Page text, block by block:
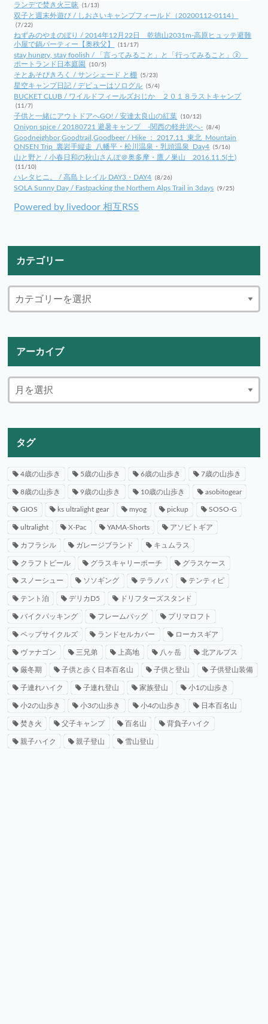
ランデで焚き火三昧
(1/13)
双子と週末外遊び / しおさいキャンプフィールド（20200112-0114）
(7/22)
ねずみのやまのぼり / 2014年12月22日 乾徳山2031m-高原ヒュッテ避難
小屋で鍋パーティー【奥秩父】
(11/17)
stay hungry, stay foolish / 「言ってみること」と「行ってみること」②
ポートランド日本庭園
(10/5)
そとあそびきろく / サンシェード と棚 (5/23)
星空キャンプ日記 / デビューはソログル (5/4)
BUCKET CLUB / ワイルドフィールズおじか ２０１８ラストキャンプ
(11/7)
子供と一緒にアウトドアへGO! / 安達太良山の紅葉 (10/12)
Oniyon spice / 20180721 避暑キャンプ -関西の軽井沢へ- (8/4)
Goodneighbor,Goodtrail,Goodbeer / Hike ： 2017.11_東北_Mountain
ONSEN Trip_裏岩手縦走_八幡平・松川温泉・乳頭温泉_Day4 (5/16)
山と野と / 小春日和の秋山さんぽ＠奥多摩・鷹ノ巣山 2016.11.5(土)
(11/10)
ハレタヒニ。 / 高島トレイル DAY3・DAY4 (8/26)
SOLA Sunny Day / Fastpacking the Northern Alps Trail in 3days (9/25)
Powered by livedoor 相互RSS
カテゴリー
アーカイブ
タグ
4歳の山歩き 5歳の山歩き 6歳の山歩き 7歳の山歩き
8歳の山歩き 9歳の山歩き 10歳の山歩き asobitogear
GIOS ks ultralight gear myog pickup SOSO-G
ultralight X-Pac YAMA-Shorts アソビトギア
カフラシル ガレージブランド キュムラス
クラフトビール グラスキャリーポーチ グラスケース
スノーシュー ソソギング テラノバ テンティピ
テント泊 デリカD5 ドリフターズスタンド
バイクパッキング フレームバッグ プリマロフト
ペップサイクルズ ランドセルカバー ローカスギア
ヴァナゴン 三兄弟 上高地 八ヶ岳 北アルプス
厳冬期 子供と歩く日本百名山 子供と登山 子供登山装備
子連れハイク 子連れ登山 家族登山 小1の山歩き
小2の山歩き 小3の山歩き 小4の山歩き 日本百名山
焚き火 父子キャンプ 百名山 背負子ハイク
親子ハイク 親子登山 雪山登山